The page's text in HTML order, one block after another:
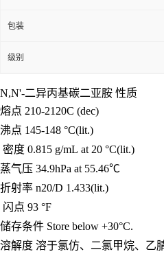
包装
级别
N,N'-二异丙基碳二亚胺 性质
熔点 210-2120C (dec)
沸点 145-148 °C(lit.)
密度 0.815 g/mL at 20 °C(lit.)
蒸气压 34.9hPa at 55.46℃
折射率 n20/D 1.433(lit.)
闪点 93 °F
储存条件 Store below +30°C.
溶解度 溶于氯仿、二氯甲烷、乙